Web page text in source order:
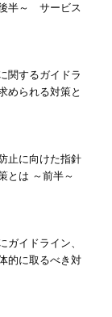
半～ サービス
関するガイドラ
められる対策と
止に向けた指針
とは ～前半～
ガイドライン、
的に取るべき対